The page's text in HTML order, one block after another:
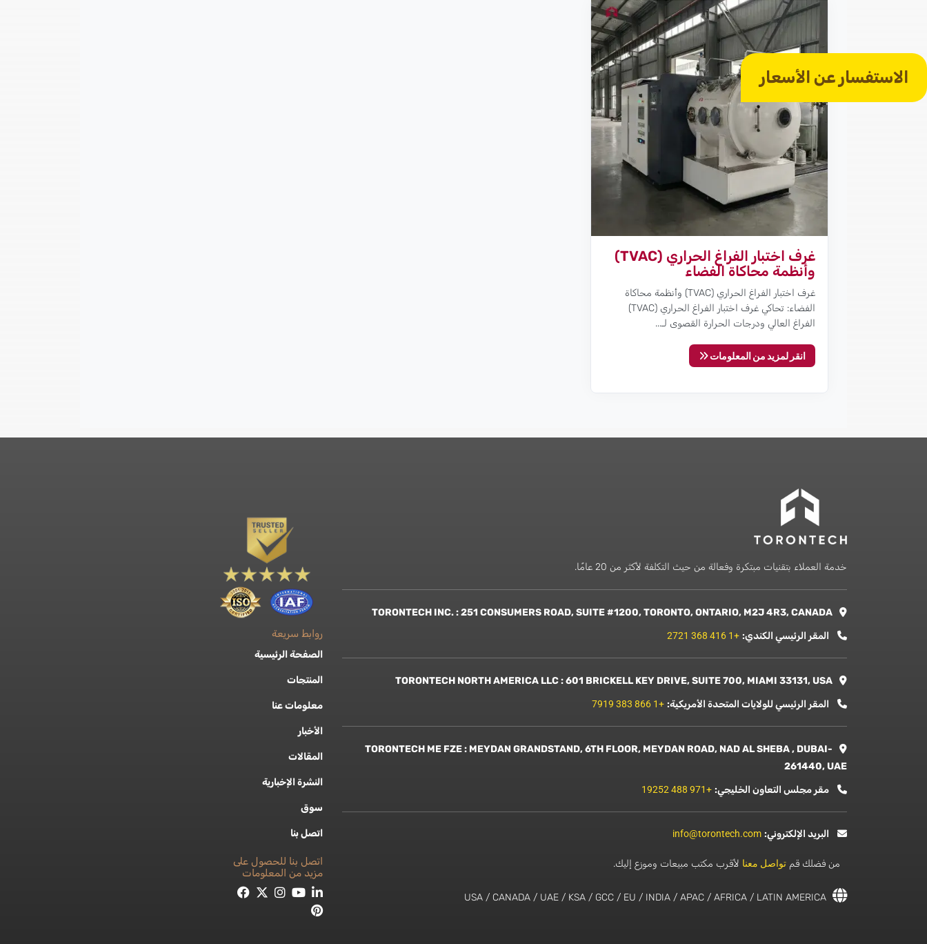
الاستفسار عن الأسعار
غرف اختبار الفراغ الحراري (TVAC)
وأنظمة محاكاة الفضاء
غرف اختبار الفراغ الحراري (TVAC) وأنظمة محاكاة
الفضاء: تحاكي غرف اختبار الفراغ الحراري (TVAC)
الفراغ العالي ودرجات الحرارة القصوى لـ...
انقر لمزيد من المعلومات
خدمة العملاء بتقنيات مبتكرة وفعالة من حيث التكلفة لأكثر من 20 عامًا.
المقر الرئيسي الكندي: +1 416 368 2721
المقر الرئيسي للولايات المتحدة الأمريكية: +1 866 383 7919
TORONTECH ME FZE : MEYDAN GRANDSTAND, 6TH FLOOR, MEYDAN ROAD, NAD AL SHEBA , DUBAI-
261440, UAE
مقر مجلس التعاون الخليجي: +971 488 19252
البريد الإلكتروني: info@torontech.com
من فضلك قم تواصل معنا لأقرب مكتب مبيعات وموزع إليك.
روابط سريعة
الصفحة الرئيسية
المنتجات
معلومات عنا
الأخبار
المقالات
النشرة الإخبارية
سوق
اتصل بنا
اتصل بنا للحصول على
مزيد من المعلومات